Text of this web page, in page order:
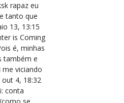
rapaz eu
tanto que
13, 13:15
is Coming
é, minhas
também e
viciando
out 4, 18:32
conta